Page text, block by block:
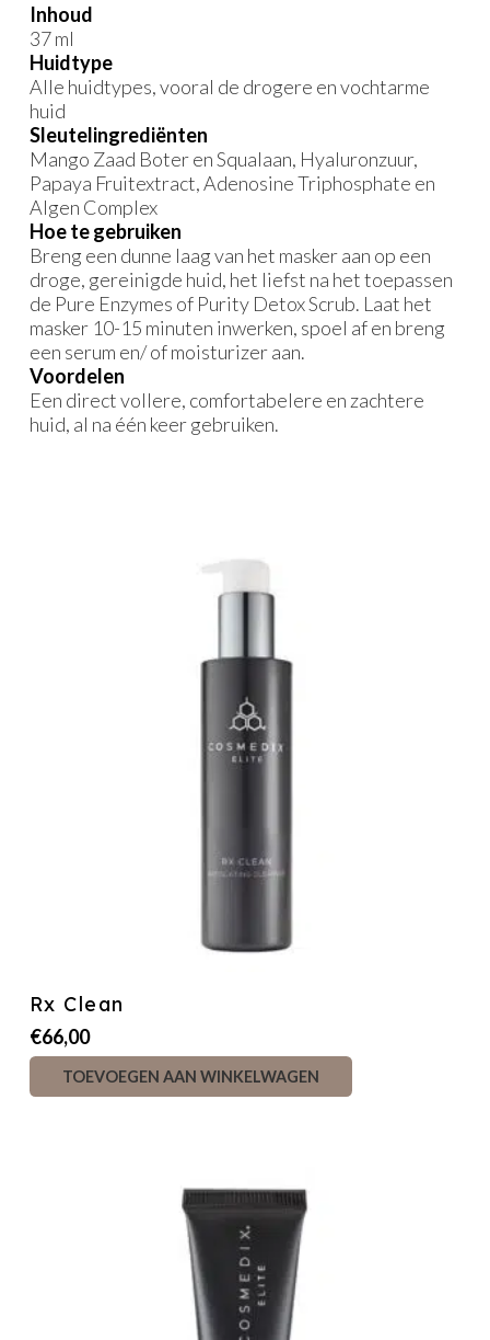
Inhoud
37 ml
Huidtype
Alle huidtypes, vooral de drogere en vochtarme
huid
Sleutelingrediënten
Mango Zaad Boter en Squalaan, Hyaluronzuur,
Papaya Fruitextract, Adenosine Triphosphate en
Algen Complex
Hoe te gebruiken
Breng een dunne laag van het masker aan op een
droge, gereinigde huid, het liefst na het toepassen
de Pure Enzymes of Purity Detox Scrub. Laat het
masker 10-15 minuten inwerken, spoel af en breng
een serum en/ of moisturizer aan.
Voordelen
Een direct vollere, comfortabelere en zachtere
huid, al na één keer gebruiken.
Rx Clean
€66,00
TOEVOEGEN AAN WINKELWAGEN